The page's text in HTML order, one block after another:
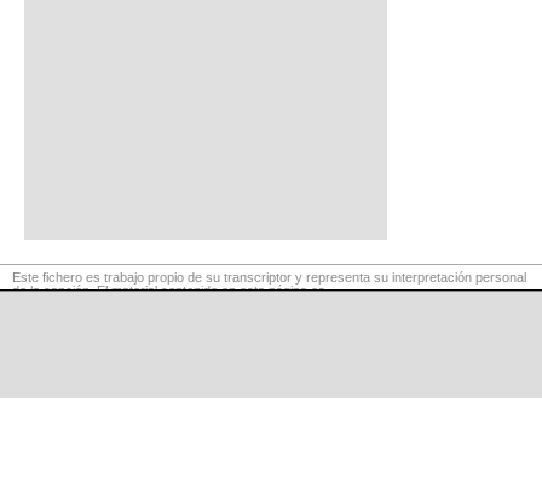
Este fichero es trabajo propio de su transcriptor y representa su interpretación personal
de la canción. El material contenido en esta página es